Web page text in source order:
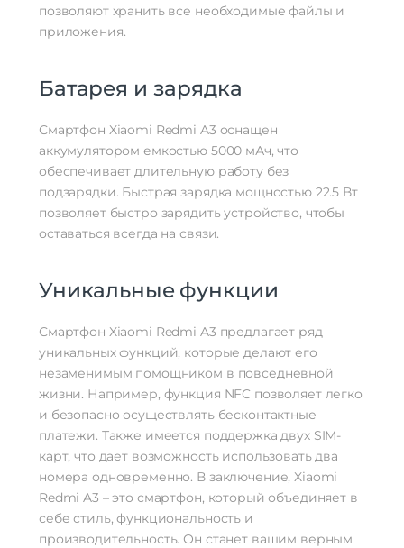
Гарантия
Гарантийный Срок
Зарядное устройство | смартфон |
извлечения SIM-карты
Дополнительно
Оперативная Память
позволяют хранить все необходимые файлы и
приложения.
Батарея и зарядка
Смартфон Xiaomi Redmi A3 оснащен
аккумулятором емкостью 5000 мАч, что
обеспечивает длительную работу без
подзарядки. Быстрая зарядка мощностью 22.5 Вт
позволяет быстро зарядить устройство, чтобы
оставаться всегда на связи.
Уникальные функции
Смартфон Xiaomi Redmi A3 предлагает ряд
уникальных функций, которые делают его
незаменимым помощником в повседневной
жизни. Например, функция NFC позволяет легко
и безопасно осуществлять бесконтактные
платежи. Также имеется поддержка двух SIM-
карт, что дает возможность использовать два
номера одновременно. В заключение, Xiaomi
Redmi A3 – это смартфон, который объединяет в
себе стиль, функциональность и
производительность. Он станет вашим верным